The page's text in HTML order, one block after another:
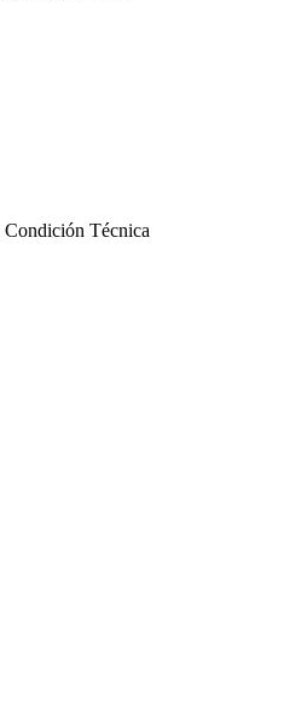
Condición Técnica